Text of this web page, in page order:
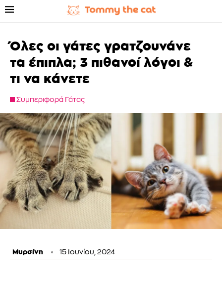
Όλες οι γάτες γρατζουνάνε
τα έπιπλα; 3 πιθανοί λόγοι &
τι να κάνετε
Συμπεριφορά Γάτας
Μυρσίνη 15 Ιουνίου, 2024